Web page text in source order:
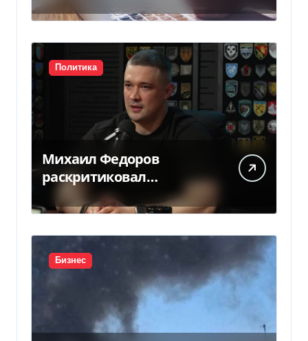
Политика
Михаил Федоров
раскритиковал
отсутствие министра
обороны — видео
Бизнес